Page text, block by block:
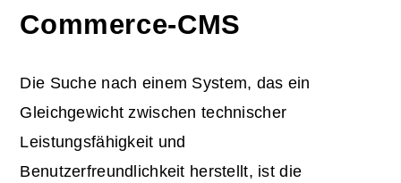
Commerce-CMS
Die Suche nach einem System, das ein
Gleichgewicht zwischen technischer
Leistungsfähigkeit und
Benutzerfreundlichkeit herstellt, ist die